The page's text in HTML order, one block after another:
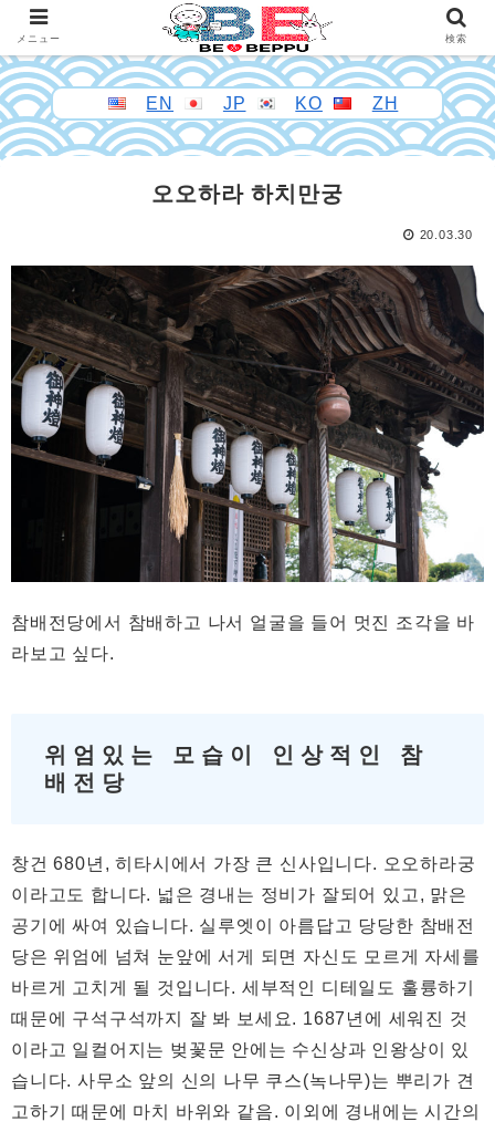
EN JP KO ZH
오오하라 하치만궁
20.03.30
참배전당에서 참배하고 나서 얼굴을 들어 멋진 조각을 바
라보고 싶다.
위엄있는 모습이 인상적인 참
배전당
창건 680년, 히타시에서 가장 큰 신사입니다. 오오하라궁
이라고도 합니다. 넓은 경내는 정비가 잘되어 있고, 맑은
공기에 싸여 있습니다. 실루엣이 아름답고 당당한 참배전
당은 위엄에 넘쳐 눈앞에 서게 되면 자신도 모르게 자세를
바르게 고치게 될 것입니다. 세부적인 디테일도 훌륭하기
때문에 구석구석까지 잘 봐 보세요. 1687년에 세워진 것
이라고 일컬어지는 벚꽃문 안에는 수신상과 인왕상이 있
습니다. 사무소 앞의 신의 나무 쿠스(녹나무)는 뿌리가 견
고하기 때문에 마치 바위와 같음. 이외에 경내에는 시간의
メニュー 検索